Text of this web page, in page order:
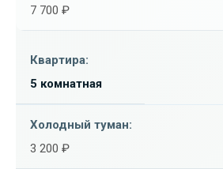
7 700 ₽
5 комнатная
3 200 ₽